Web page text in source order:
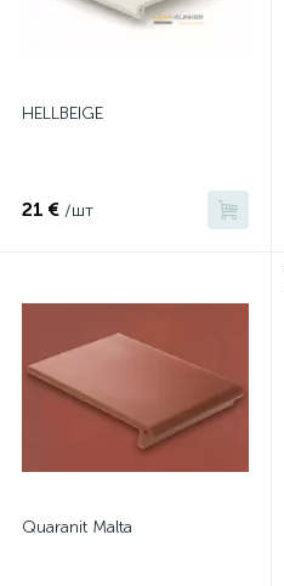
HELLBEIGE
21 € /шт
Quaranit Malta